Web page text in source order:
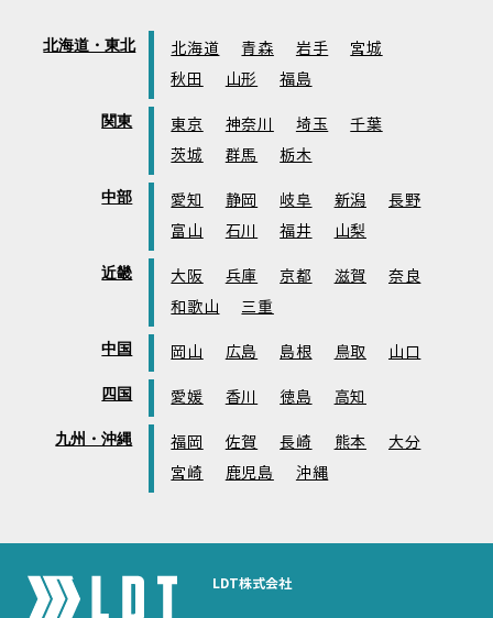
北海道・東北 北海道 青森 岩手
宮城
秋田
山形 福島
関東 東京 神奈川 埼玉
千葉
茨城
群馬 栃木
中部 愛知 静岡 岐阜 新潟
長野
富山
石川 福井 山梨
近畿 大阪 兵庫 京都 滋賀
奈良
和歌山
三重
中国 岡山 広島 島根 鳥取 山口
四国 愛媛 香川 徳島 高知
九州・沖縄 福岡 佐賀 長崎 熊本
大分
宮崎
鹿児島 沖縄
LDT株式会社